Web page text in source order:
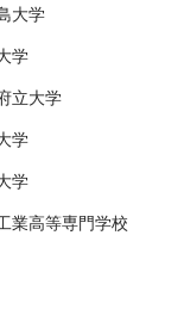
大学
学
立大学
学
学
業高等専門学校